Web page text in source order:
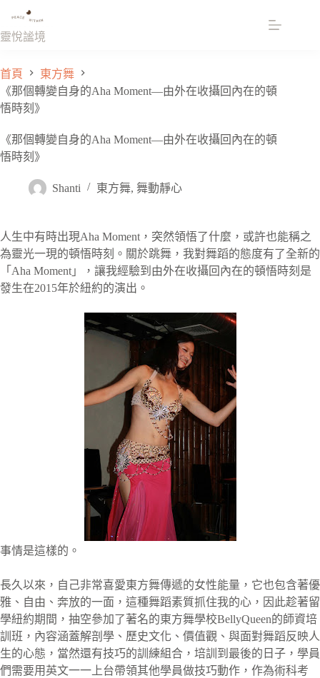
主
內
容
靈悅謐境
首頁
東方舞
《那個轉變自身的Aha Moment—由外在收攝回內在的頓
悟時刻》
《那個轉變自身的Aha Moment—由外在收攝回內在的頓
悟時刻》
Shanti 東方舞, 舞動靜心
人生中有時出現Aha Moment，突然領悟了什麼，或許也能稱之
為靈光一現的頓悟時刻。關於跳舞，我對舞蹈的態度有了全新的
「Aha Moment」，讓我經驗到由外在收攝回內在的頓悟時刻是
發生在2015年於紐約的演出。
事情是這樣的。
長久以來，自己非常喜愛東方舞傳遞的女性能量，它也包含著優
雅、自由、奔放的一面，這種舞蹈素質抓住我的心，因此趁著留
學紐約期間，抽空參加了著名的東方舞學校BellyQueen的師資培
訓班，內容涵蓋解剖學、歷史文化、價值觀、與面對舞蹈反映人
生的心態，當然還有技巧的訓練組合，培訓到最後的日子，學員
們需要用英文一一上台帶領其他學員做技巧動作，作為術科考